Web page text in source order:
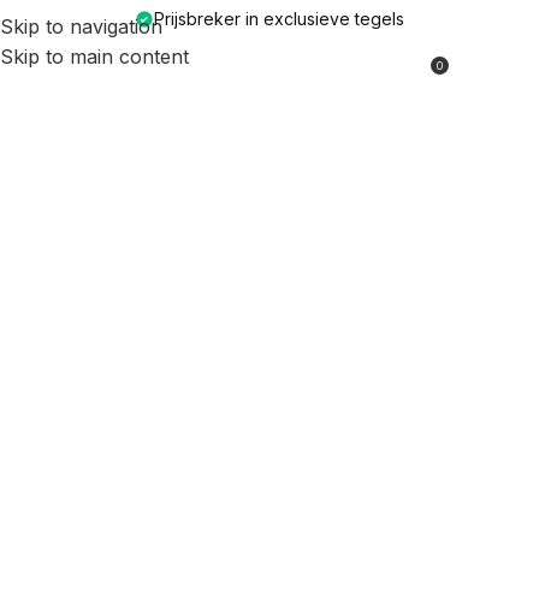
Prijsbreker in exclusieve tegels
Skip to navigation
Skip to main content
MENU 0